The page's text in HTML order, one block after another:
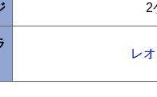
2
レ